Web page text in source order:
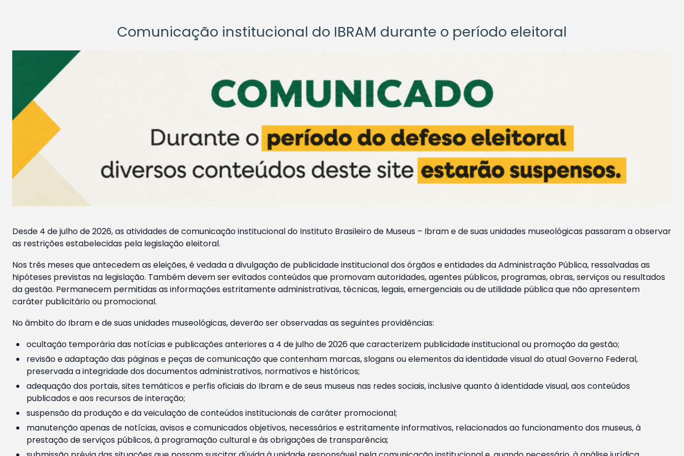
Comunicação institucional do IBRAM durante o período eleitoral
Desde 4 de julho de 2026, as atividades de comunicação institucional do Instituto Brasileiro de Museus – Ibram e de suas unidades museológicas passaram a observar
as restrições estabelecidas pela legislação eleitoral.
Nos três meses que antecedem as eleições, é vedada a divulgação de publicidade institucional dos órgãos e entidades da Administração Pública, ressalvadas as
hipóteses previstas na legislação. Também devem ser evitados conteúdos que promovam autoridades, agentes públicos, programas, obras, serviços ou resultados
da gestão. Permanecem permitidas as informações estritamente administrativas, técnicas, legais, emergenciais ou de utilidade pública que não apresentem
caráter publicitário ou promocional.
No âmbito do Ibram e de suas unidades museológicas, deverão ser observadas as seguintes providências:
ocultação temporária das notícias e publicações anteriores a 4 de julho de 2026 que caracterizem publicidade institucional ou promoção da gestão;
revisão e adaptação das páginas e peças de comunicação que contenham marcas, slogans ou elementos da identidade visual do atual Governo Federal,
preservada a integridade dos documentos administrativos, normativos e históricos;
adequação dos portais, sites temáticos e perfis oficiais do Ibram e de seus museus nas redes sociais, inclusive quanto à identidade visual, aos conteúdos
publicados e aos recursos de interação;
suspensão da produção e da veiculação de conteúdos institucionais de caráter promocional;
manutenção apenas de notícias, avisos e comunicados objetivos, necessários e estritamente informativos, relacionados ao funcionamento dos museus, à
prestação de serviços públicos, à programação cultural e às obrigações de transparência;